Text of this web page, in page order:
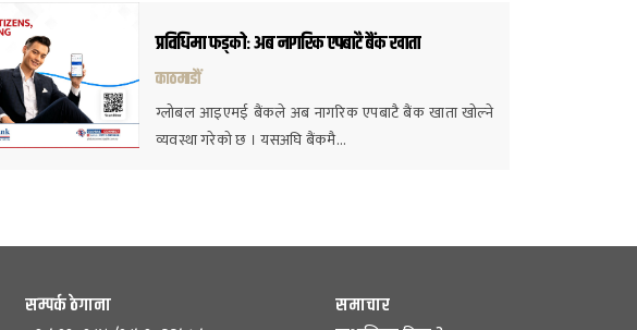
प्रविधिमा फड्कोः अब नागरिक एपबाटै बैंक खाता
काठमाडौं
ग्लोबल आइएमई बैंकले अब नागरिक एपबाटै बैंक खाता खोल्ने
व्यवस्था गरेको छ । यसअघि बैंकमै…
सम्पर्क ठेगाना समाचार